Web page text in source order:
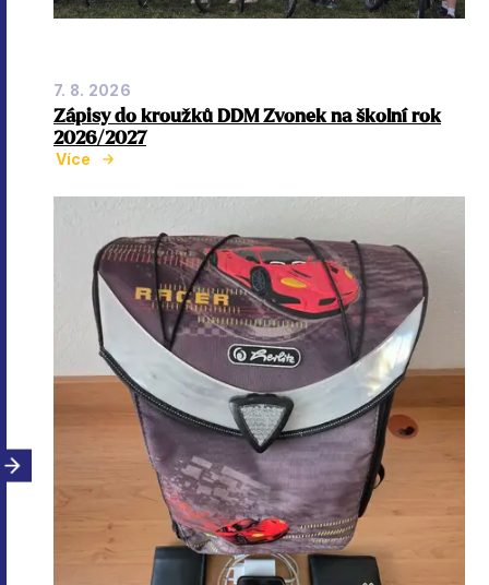
7. 8. 2026
Zápisy do kroužků DDM Zvonek na školní rok
2026/2027
Více